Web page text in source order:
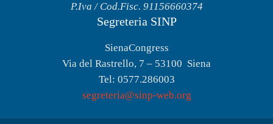
P.Iva / Cod.Fisc. 91156660374
Segreteria SINP
SienaCongress
Via del Rastrello, 7 – 53100 Siena
Tel: 0577.286003
segreteria@sinp-web.org